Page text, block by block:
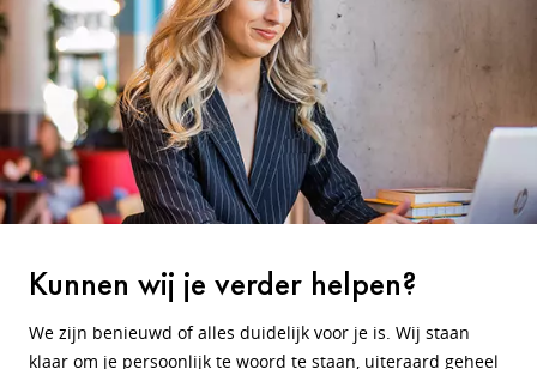
Kunnen wij je verder helpen?
We zijn benieuwd of alles duidelijk voor je is. Wij staan
klaar om je persoonlijk te woord te staan, uiteraard geheel